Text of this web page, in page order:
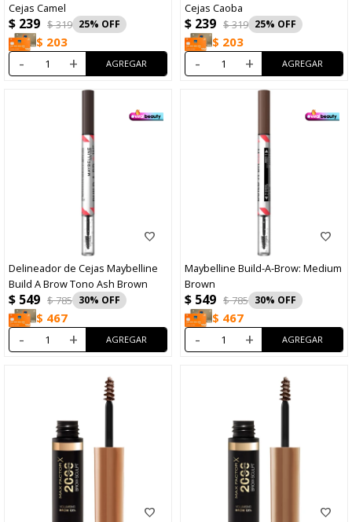
Cejas Camel
$ 239 $319 25
$ 203
- +
Cejas Caoba
$ 239 $319 25
$ 203
- +
Delineador de Cejas Maybelline
Build A Brow Tono Ash Brown
$ 549 $785 30
$ 467
- +
Maybelline Build-A-Brow: Medium
Brown
$ 549 $785 30
$ 467
- +